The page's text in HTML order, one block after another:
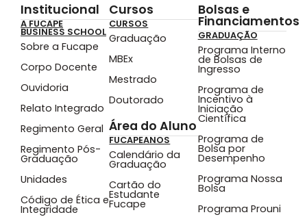
Institucional
A FUCAPE
BUSINESS SCHOOL
Sobre a Fucape
Corpo Docente
Ouvidoria
Relato Integrado
Regimento Geral
Regimento Pós-
Graduação
Unidades
Código de Ética e
Integridade
Cursos
CURSOS
Graduação
MBEx
Mestrado
Doutorado
Área do Aluno
FUCAPEANOS
Calendário da
Graduação
Cartão do
Estudante
Fucape
Bolsas e
Financiamentos
GRADUAÇÃO
Programa Interno
de Bolsas de
Ingresso
Programa de
Incentivo à
Iniciação
Científica
Programa de
Bolsa por
Desempenho
Programa Nossa
Bolsa
Programa Prouni